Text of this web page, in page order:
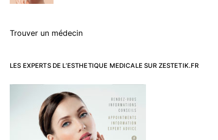
Trouver un médecin
LES EXPERTS DE L’ESTHETIQUE MEDICALE SUR ZESTETIK.FR